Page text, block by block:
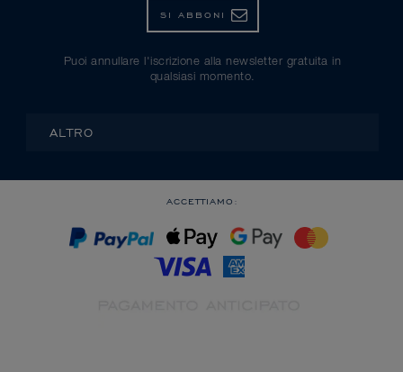
SI ABBONI
Puoi annullare l'iscrizione alla newsletter gratuita in
qualsiasi momento.
ALTRO
ACCETTIAMO: